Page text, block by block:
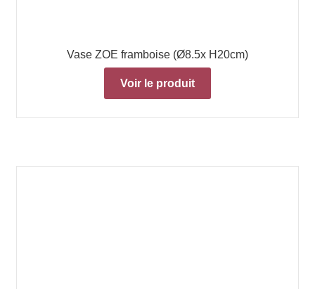
Vase ZOE framboise (Ø8.5x H20cm)
Voir le produit